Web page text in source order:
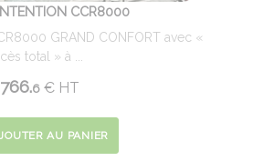
CCR8000
GRAND CONFORT avec «
total » à ...
6 € HT
AU PANIER